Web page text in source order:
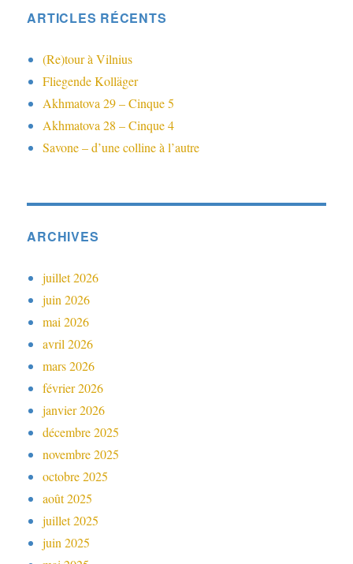
ARTICLES RÉCENTS
(Re)tour à Vilnius
Fliegende Kolläger
Akhmatova 29 – Cinque 5
Akhmatova 28 – Cinque 4
Savone – d’une colline à l’autre
ARCHIVES
juillet 2026
juin 2026
mai 2026
avril 2026
mars 2026
février 2026
janvier 2026
décembre 2025
novembre 2025
octobre 2025
août 2025
juillet 2025
juin 2025